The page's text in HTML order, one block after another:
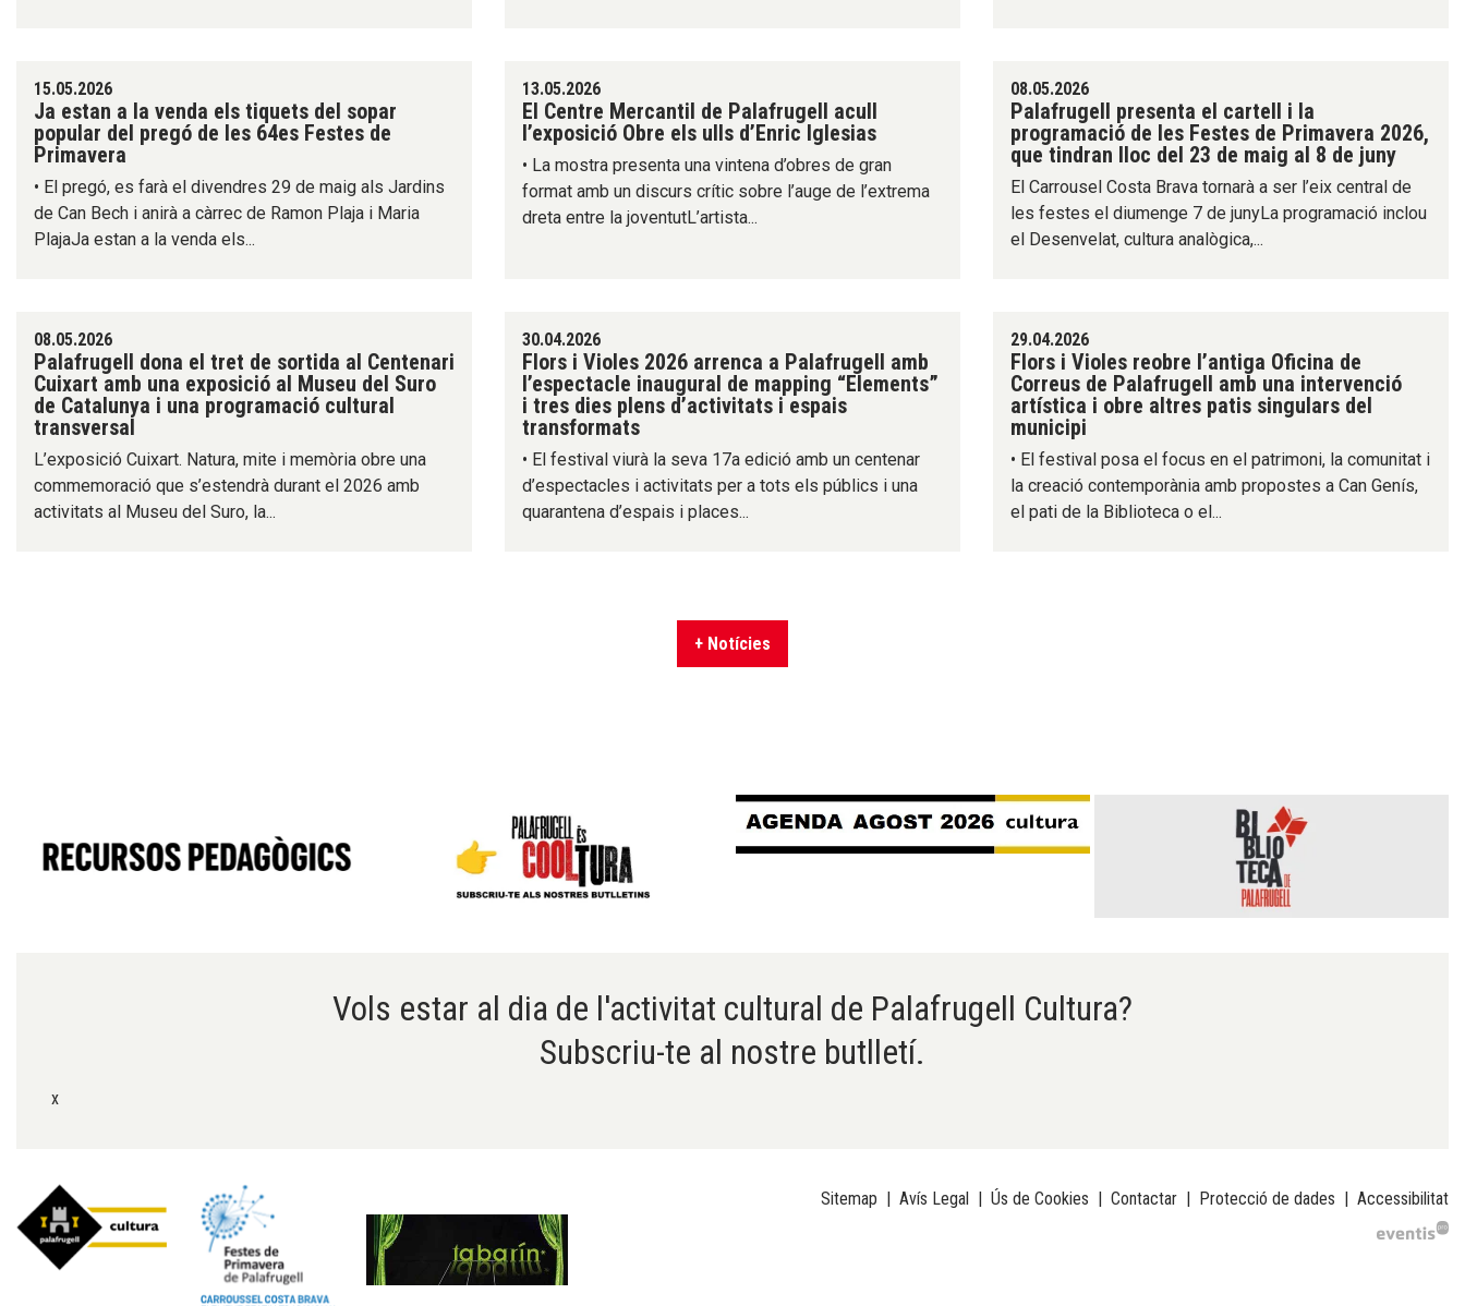
15.05.2026
Ja estan a la venda els tiquets del sopar
popular del pregó de les 64es Festes de
Primavera
• El pregó, es farà el divendres 29 de maig als Jardins
de Can Bech i anirà a càrrec de Ramon Plaja i Maria
PlajaJa estan a la venda els...
13.05.2026
El Centre Mercantil de Palafrugell acull
l’exposició Obre els ulls d’Enric Iglesias
• La mostra presenta una vintena d’obres de gran
format amb un discurs crític sobre l’auge de l’extrema
dreta entre la joventutL’artista...
08.05.2026
Palafrugell presenta el cartell i la
programació de les Festes de Primavera 2026,
que tindran lloc del 23 de maig al 8 de juny
El Carrousel Costa Brava tornarà a ser l’eix central de
les festes el diumenge 7 de junyLa programació inclou
el Desenvelat, cultura analògica,...
08.05.2026
Palafrugell dona el tret de sortida al Centenari
Cuixart amb una exposició al Museu del Suro
de Catalunya i una programació cultural
transversal
L’exposició Cuixart. Natura, mite i memòria obre una
commemoració que s’estendrà durant el 2026 amb
activitats al Museu del Suro, la...
30.04.2026
Flors i Violes 2026 arrenca a Palafrugell amb
l’espectacle inaugural de mapping “Elements”
i tres dies plens d’activitats i espais
transformats
• El festival viurà la seva 17a edició amb un centenar
d’espectacles i activitats per a tots els públics i una
quarantena d’espais i places...
29.04.2026
Flors i Violes reobre l’antiga Oficina de
Correus de Palafrugell amb una intervenció
artística i obre altres patis singulars del
municipi
• El festival posa el focus en el patrimoni, la comunitat i
la creació contemporània amb propostes a Can Genís,
el pati de la Biblioteca o el...
+ Notícies
Vols estar al dia de l'activitat cultural de Palafrugell Cultura?
Subscriu-te al nostre butlletí.
x
Sitemap Avís Legal Ús de Cookies Contactar Protecció de dades Accessibilitat